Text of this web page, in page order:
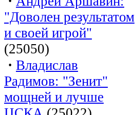
"Доволен результатом
и своей игрой"
(25050)
· Владислав
Радимов: "Зенит"
мощней и лучше